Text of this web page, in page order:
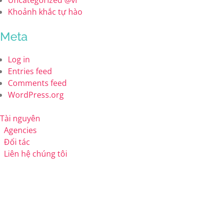
Khoảnh khắc tự hào
Meta
Log in
Entries feed
Comments feed
WordPress.org
Tài nguyên
Agencies
Đối tác
Liên hệ chúng tôi